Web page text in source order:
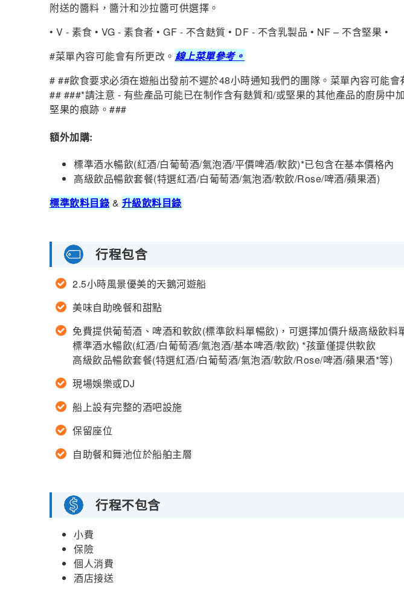
附送的醬料，醬汁和沙拉醬可供選擇。
• V - 素食 • VG - 素食者 • GF - 不含麩質 • DF - 不含乳製品 • NF – 不含堅果 •
#菜單內容可能會有所更改。 線上菜單參考。
# ##飲食要求必須在遊船出發前不遲於48小時通知我們的團隊。菜單內容可能會
## ###*請注意 - 有些產品可能已在制作含有麩質和/或堅果的其他產品的廚房中
堅果的痕跡。###
額外加購:
標準酒水暢飲(紅酒/白葡萄酒/氣泡酒/平價啤酒/軟飲)*已包含在基本價格內
高級飲品暢飲套餐(特選紅酒/白葡萄酒/氣泡酒/軟飲/Rose/啤酒/蘋果酒)
標準飲料目錄 & 升級飲料目錄
行程包含
2.5小時風景優美的天鵝河遊船
美味自助晚餐和甜點
免費提供葡萄酒、啤酒和軟飲(標準飲料單暢飲)，可選擇加價升級高級飲料
標準酒水暢飲(紅酒/白葡萄酒/氣泡酒/基本啤酒/軟飲) *孩童僅提供軟飲
高級飲品暢飲套餐(特選紅酒/白葡萄酒/氣泡酒/軟飲/Rose/啤酒/蘋果酒*等)
現場娛樂或DJ
船上設有完整的酒吧設施
保留座位
自助餐和舞池位於船舶主層
行程不包含
小費
保險
個人消費
酒店接送